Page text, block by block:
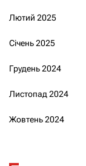
Лютий 2025
Січень 2025
Грудень 2024
Листопад 2024
Жовтень 2024